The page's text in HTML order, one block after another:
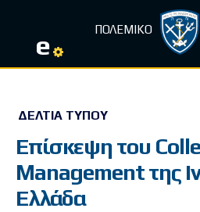
e ΠΟΛΕΜΙΚΟ
ΔΕΛΤΊΑ ΤΎΠΟΥ
Επίσκεψη του
Management της
Ελλάδα